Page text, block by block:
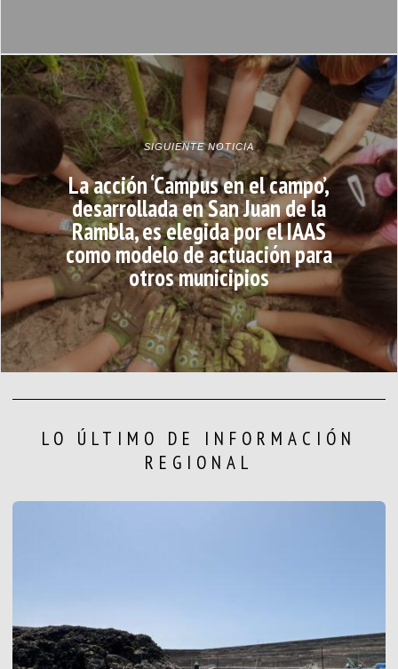
SIGUIENTE NOTICIA
La acción ‘Campus en el campo’,
desarrollada en San Juan de la
Rambla, es elegida por el IAAS
como modelo de actuación para
otros municipios
LO ÚLTIMO DE INFORMACIÓN
REGIONAL